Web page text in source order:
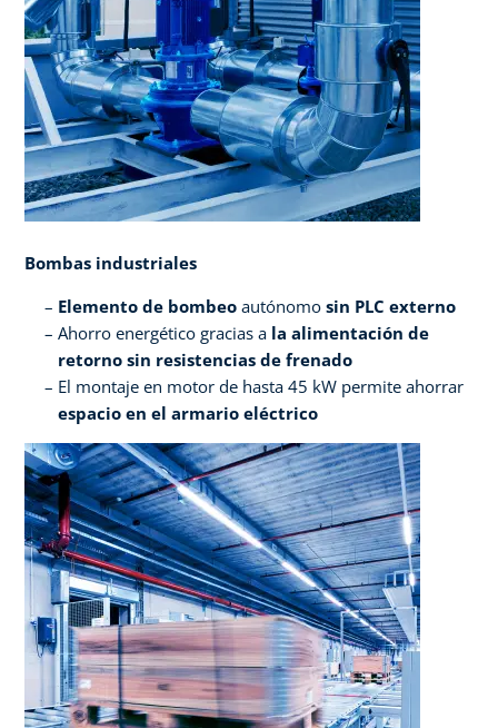
Bombas industriales
Elemento de bombeo autónomo sin PLC externo​
Ahorro energético gracias a la alimentación de
retorno sin resistencias de frenado​
El montaje en motor de hasta 45 kW permite ahorrar
espacio en el armario eléctrico